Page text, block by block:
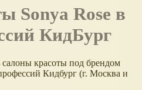
КидБург
красоты под брендом
Кидбург (г. Москва и